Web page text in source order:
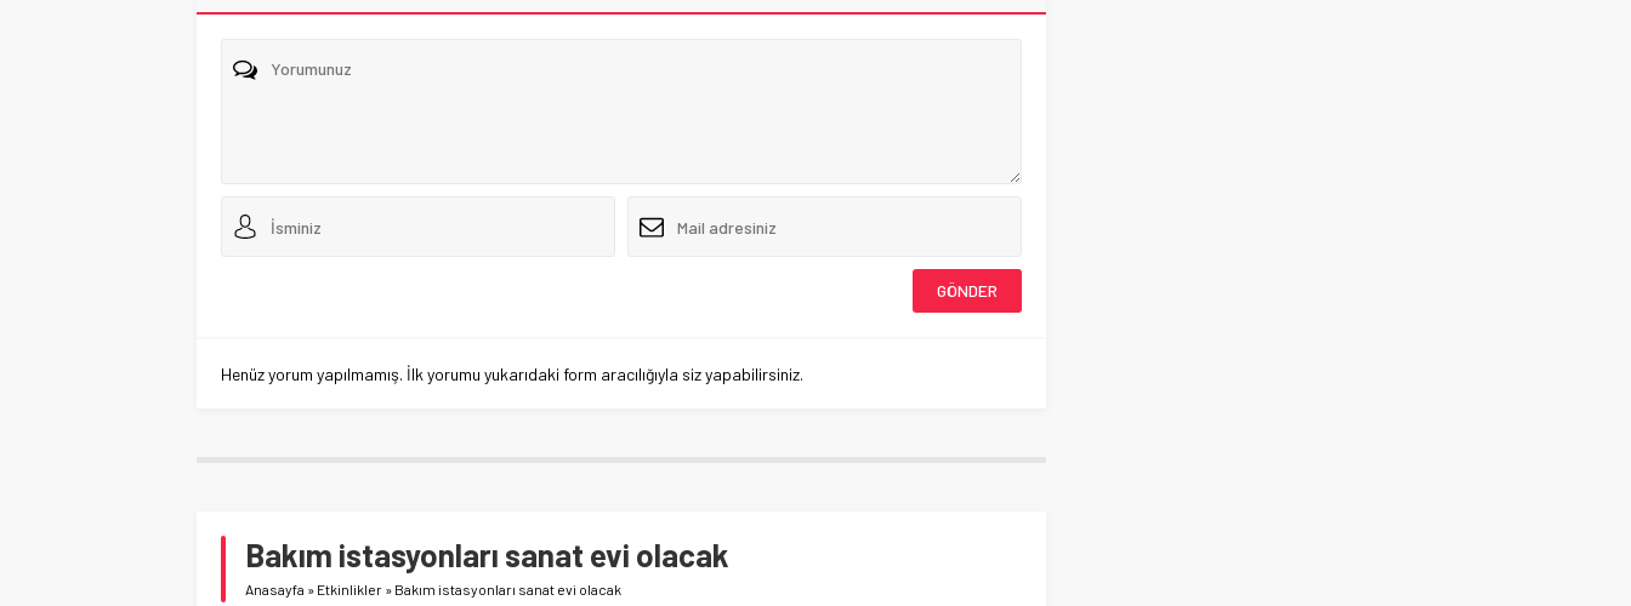
Henüz yorum yapılmamış. İlk yorumu yukarıdaki form aracılığıyla siz yapabilirsiniz.
Bakım istasyonları sanat evi olacak
Anasayfa » Etkinlikler » Bakım istasyonları sanat evi olacak